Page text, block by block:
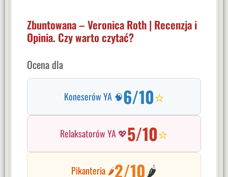
Zbuntowana – Veronica Roth | Recenzja i
Opinia. Czy warto czytać?
Ocena dla
Koneserów YA 🧠6/10⭐
Relaksatorów YA 💖5/10⭐
Pikanteria 🌶️2/10🌶️